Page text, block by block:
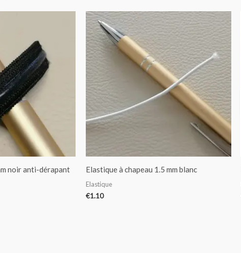
noir anti-dérapant Elastique à chapeau 1.5 mm blanc
Elastique
€1.10